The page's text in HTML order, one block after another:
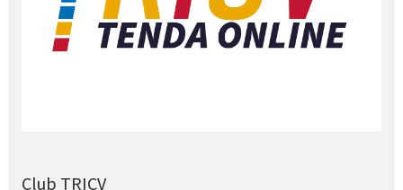
Club TRICV